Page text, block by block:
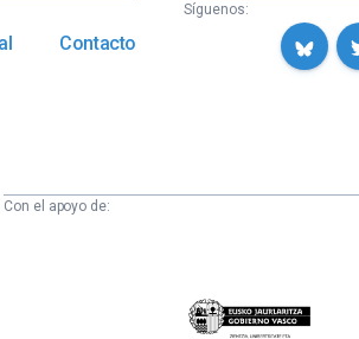
Contacto
Síguenos:
Con el apoyo de:
Eusko